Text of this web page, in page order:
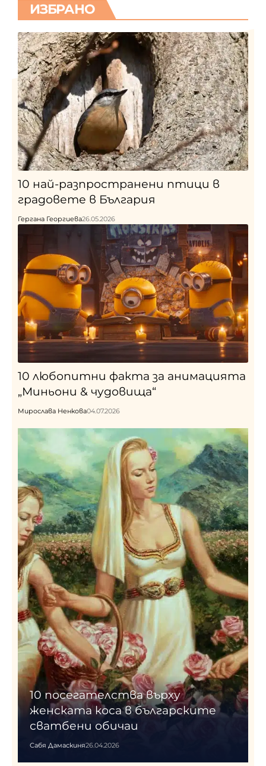
ИЗБРАНО
10 най-разпространени птици в
градовете в България
Гергана Георгиева26.05.2026
10 любопитни факта за анимацията
„Миньони & чудовища“
Мирослава Ненкова04.07.2026
10 посегателства върху
женската коса в българските
сватбени обичаи
Сабя Дамаскиня26.04.2026